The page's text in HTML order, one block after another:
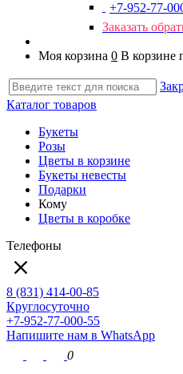
+7-952-77-
Заказать
Моя корзина 0 В корзине
Каталог товаров
Букеты
Розы
Цветы в корзине
Букеты невесты
Подарки
Кому
Цветы в коробке
Телефоны
8 (831) 414-00-85
Круглосуточно
+7-952-77-000-55
Напишите нам в WhatsApp
0